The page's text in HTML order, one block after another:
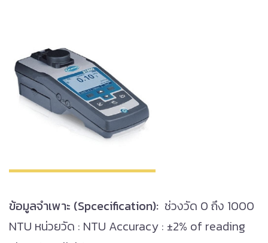
ข้อมูลจำเพาะ (Spcecification): ช่วงวัด 0 ถึง 1000
NTU หน่วยวัด : NTU Accuracy : ±2% of reading